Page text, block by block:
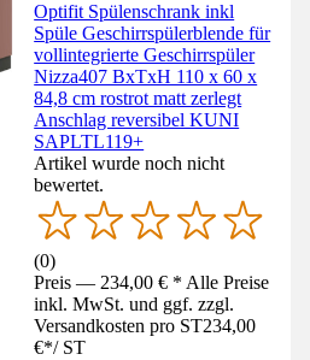
Optifit Spülenschrank inkl
Spüle Geschirrspülerblende für
vollintegrierte Geschirrspüler
Nizza407 BxTxH 110 x 60 x
84,8 cm rostrot matt zerlegt
Anschlag reversibel KUNI
SAPLTL119+
Artikel wurde noch nicht
bewertet.
(0)
Preis — 234,00 € * Alle Preise
inkl. MwSt. und ggf. zzgl.
Versandkosten pro ST234,00
€*/ ST